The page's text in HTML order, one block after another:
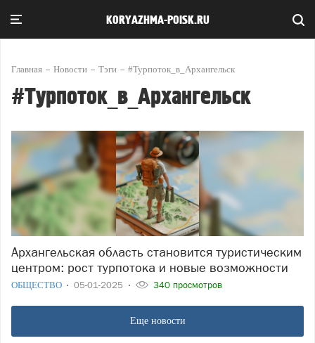
KORYAZHMA-POISK.RU
Главная Новости Тэги #Турпоток_в_Архангельск
#Турпоток_в_Архангельск
Архангельская область становится туристическим
центром: рост турпотока и новые возможности
ОБЩЕСТВО 05-01-2025 340 просмотров
Еще новости